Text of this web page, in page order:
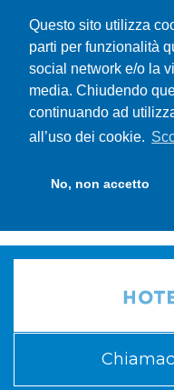
Questo sito utilizza
parti per funzionalità
social network e/o la
media. Chiudendo
continuando ad
all’uso dei cookie.
No, non accetto